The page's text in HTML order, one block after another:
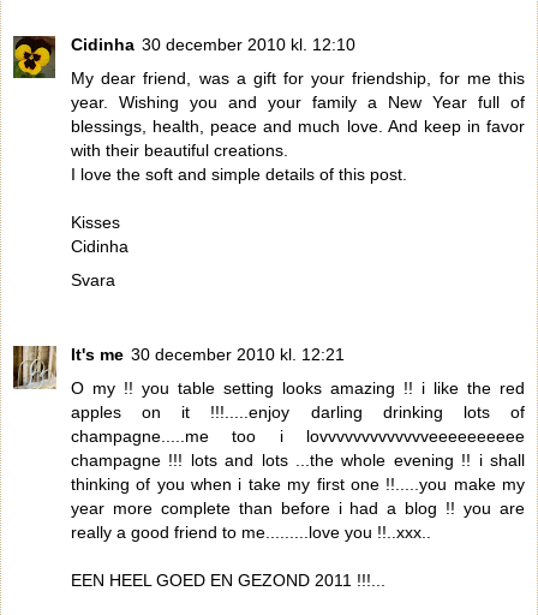
Cidinha 30 december 2010 kl. 12:10
My dear friend, was a gift for your friendship, for me this
year. Wishing you and your family a New Year full of
blessings, health, peace and much love. And keep in favor
with their beautiful creations.
I love the soft and simple details of this post.
Kisses
Cidinha
Svara
It's me 30 december 2010 kl. 12:21
O my !! you table setting looks amazing !! i like the red
apples on it !!!.....enjoy darling drinking lots of
champagne.....me too i lovvvvvvvvvvvvveeeeeeeeee
champagne !!! lots and lots ...the whole evening !! i shall
thinking of you when i take my first one !!.....you make my
year more complete than before i had a blog !! you are
really a good friend to me.........love you !!..xxx..
EEN HEEL GOED EN GEZOND 2011 !!!...